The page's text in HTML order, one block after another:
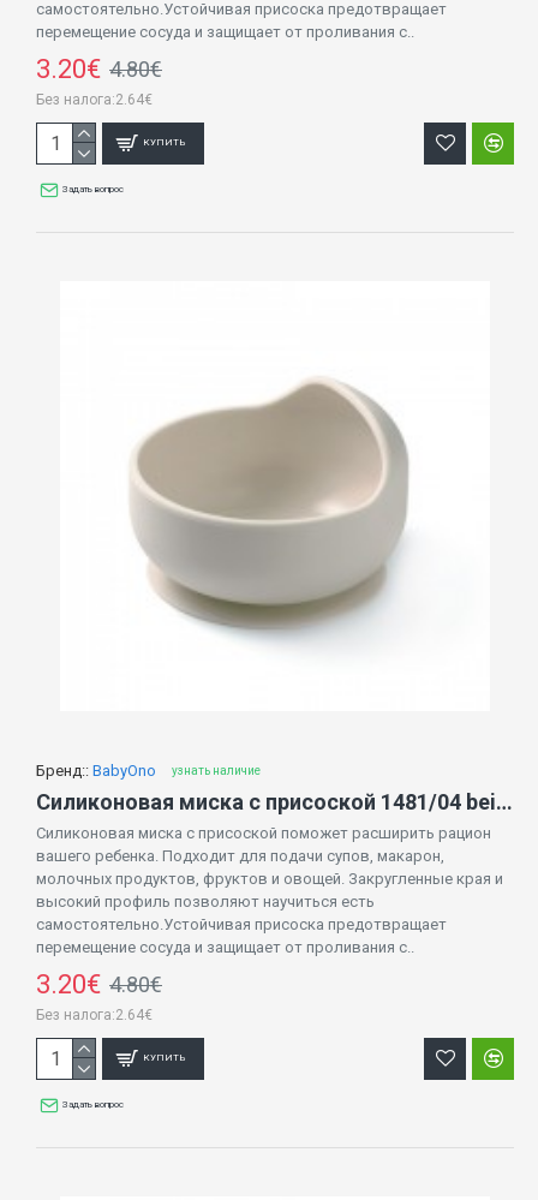
самостоятельно.Устойчивая присоска предотвращает
перемещение сосуда и защищает от проливания с..
3.20€ 4.80€
Без налога:2.64€
КУПИТЬ
Задать вопрос
Бренд:: BabyOno узнать наличие
Силиконовая миска с присоской 1481/04 beige
Силиконовая миска с присоской поможет расширить рацион
вашего ребенка. Подходит для подачи супов, макарон,
молочных продуктов, фруктов и овощей. Закругленные края и
высокий профиль позволяют научиться есть
самостоятельно.Устойчивая присоска предотвращает
перемещение сосуда и защищает от проливания с..
3.20€ 4.80€
Без налога:2.64€
КУПИТЬ
Задать вопрос